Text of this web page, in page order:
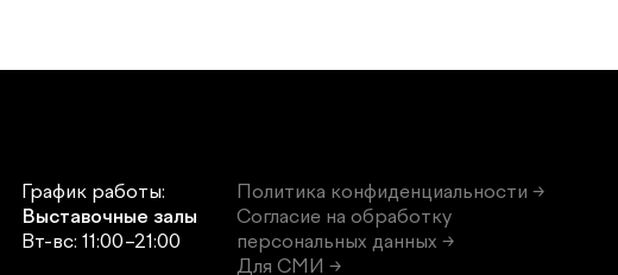
График работы:
Выставочные залы
Вт-вс: 11:00–21:00
Политика конфиденциальности →
Согласие на обработку
персональных данных →
Для СМИ →